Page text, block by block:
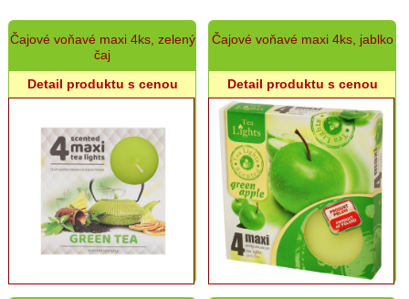
Omšové
zdobené
-
400
g
Omšové
zdobené
sviece
Omšové
zdobené
-
Čajové voňavé maxi 4ks, zelený
čaj
Detail produktu s cenou
Čajové voňavé maxi 4ks, jablko
Detail produktu s cenou